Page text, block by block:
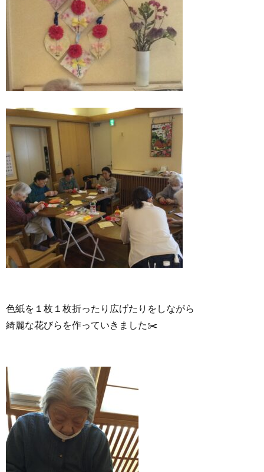
色紙を１枚１枚折ったり広げたりをしながら
綺麗な花びらを作っていきました✂️